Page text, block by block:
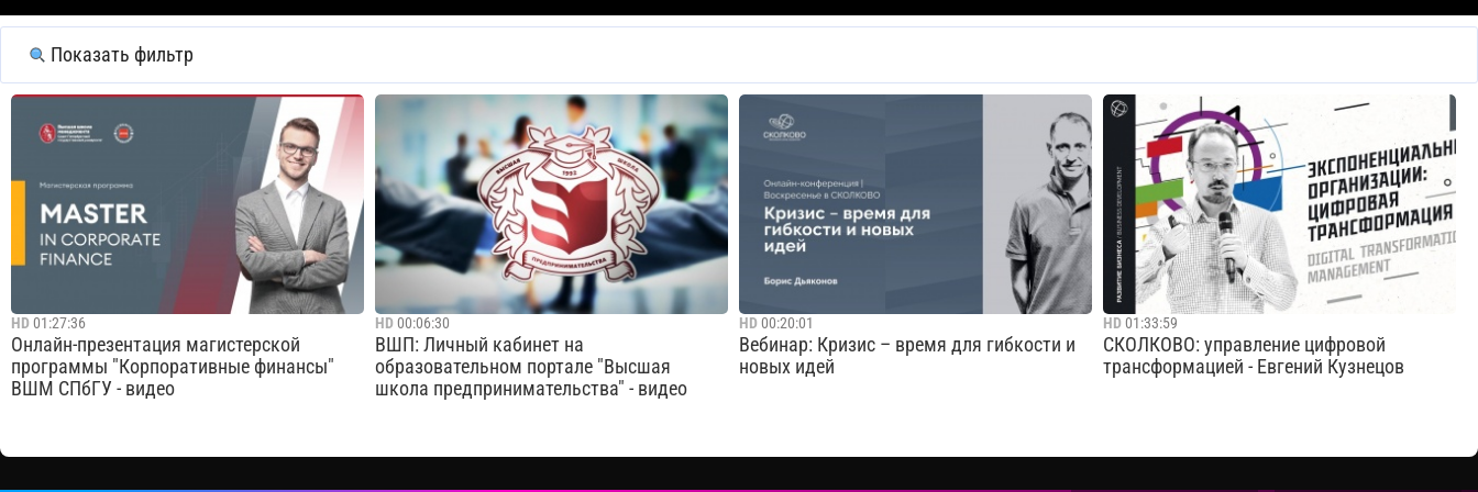
Показать фильтр
HD 01:27:36
Онлайн-презентация магистерской
программы "Корпоративные финансы"
ВШМ СПбГУ - видео
HD 00:06:30
ВШП: Личный кабинет на
образовательном портале "Высшая
школа предпринимательства" - видео
HD 00:20:01
Вебинар: Кризис – время для гибкости и
новых идей
HD 01:33:59
СКОЛКОВО: управление цифровой
трансформацией - Евгений Кузнецов